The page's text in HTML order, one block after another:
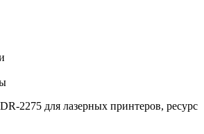
2275 для лазерных принтеров, ресурс